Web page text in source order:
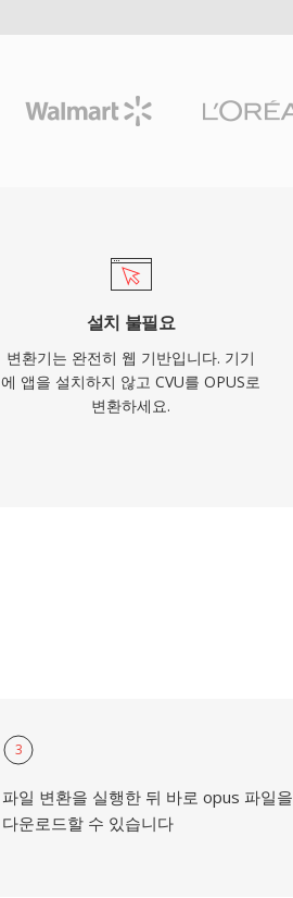
설치 불필요
변환기는 완전히 웹 기반입니다. 기기
에 앱을 설치하지 않고 CVU를 OPUS로
변환하세요.
3
파일 변환을 실행한 뒤 바로 opus 파일을
다운로드할 수 있습니다